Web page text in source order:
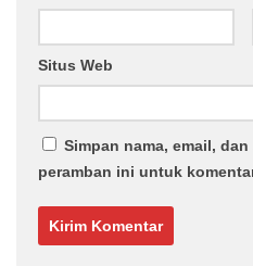
Situs Web
Simpan nama, email,
peramban ini untuk